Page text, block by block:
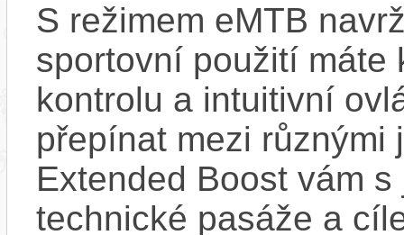
S režimem eMTB
sportovní použití máte
kontrolu a intuitivní
přepínat mezi různými
Extended Boost vám
technické pasáže a